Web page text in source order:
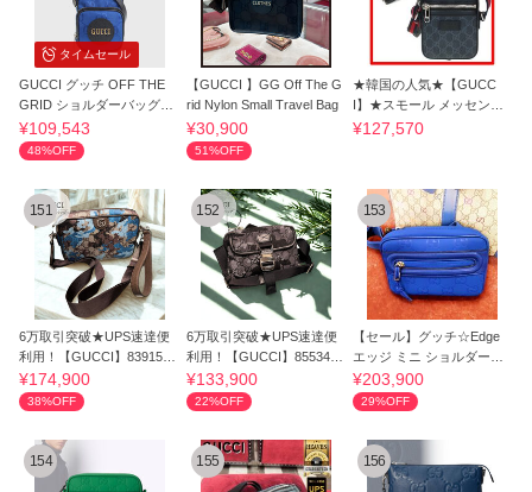
タイムセール
GUCCI グッチ OFF THE
GRID ショルダーバッグ
【送料0/国内即発】
¥109,543
48%OFF
【GUCCI 】GG Off The G
rid Nylon Small Travel Bag
¥30,900
51%OFF
★韓国の人気★【GUCC
I】★スモール メッセンジ
ャーバッグ★
¥127,570
151
6万取引突破★UPS速達便
利用！【GUCCI】839155_
ショルダーバッグ
¥174,900
38%OFF
152
6万取引突破★UPS速達便
利用！【GUCCI】855344_
ショルダーバッグ
¥133,900
22%OFF
153
【セール】グッチ☆Edge
エッジ ミニ ショルダーバ
ッグ☆834244
¥203,900
29%OFF
154 155 156